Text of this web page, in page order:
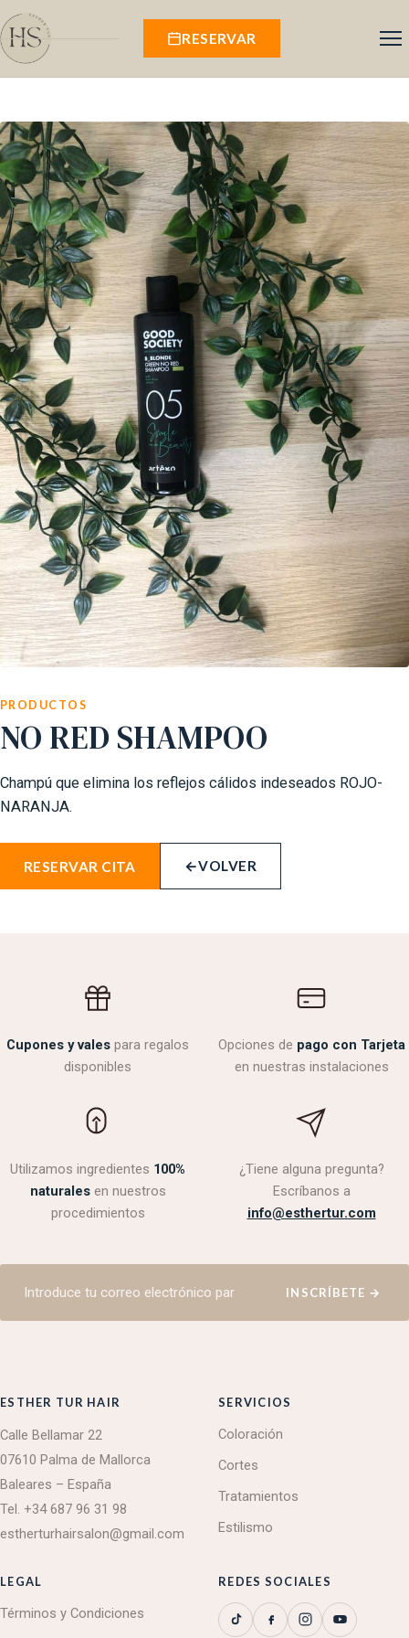
Inicio
Servicios
Salón
Productos
Comentarios
Contacto
Área cliente
RESERVAR
PRODUCTOS
NO RED SHAMPOO
Champú que elimina los reflejos cálidos indeseados ROJO-
NARANJA.
RESERVAR CITA ←VOLVER
Cupones y vales para regalos
disponibles
Opciones de pago con Tarjeta
en nuestras instalaciones
Utilizamos ingredientes 100%
naturalesen nuestros
procedimientos
¿Tiene alguna pregunta?
Escríbanos a
info@esthertur.com
INSCRÍBETE →
ESTHER TUR HAIR
Calle Bellamar 22
07610 Palma de Mallorca
Baleares – España
Tel. +34 687 96 31 98
estherturhairsalon@gmail.com
SERVICIOS
Coloración
Cortes
Tratamientos
Estilismo
LEGAL
Términos y Condiciones
REDES SOCIALES